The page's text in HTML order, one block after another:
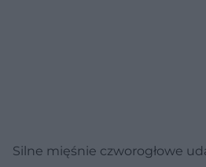
Silne mięśnie czworogłowe